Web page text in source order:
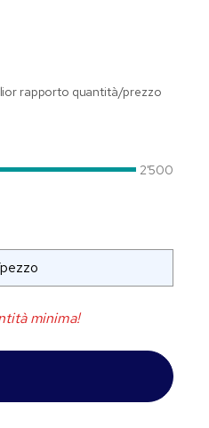
rapporto quantità/prezzo
2'500
minima!